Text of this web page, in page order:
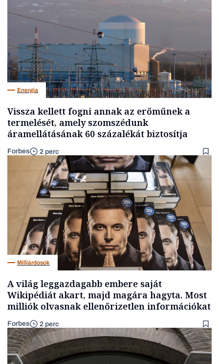
Energia
Vissza kellett fogni annak az erőműnek a
termelését, amely szomszédunk
áramellátásának 60 százalékát biztosítja
Forbes 2 perc
Milliárdosok
A világ leggazdagabb embere saját
Wikipédiát akart, majd magára hagyta. Most
milliók olvasnak ellenőrizetlen információkat
Forbes 2 perc